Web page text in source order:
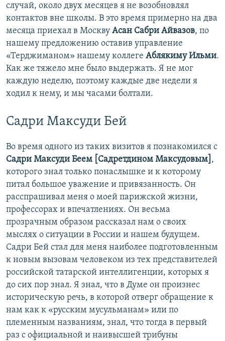
случай, около двух месяцев я не возобновлял
контактов вне школы. В это время примерно на два
месяца приехал в Москву Асан Сабри Айвазов, по
нашему предложению оставив управление
«Терджиманом» нашему коллеге Аблякиму Ильми.
Как же тяжело мне было выдержать. Я не мог
каждую неделю, поэтому каждые две недели я
ходил к нему, и мы часами болтали.
Садри Максуди Бей
Во время одного из таких визитов я познакомился с
Садри Максуди Беем [Садретдином Максудовым] ,
которого знал только понаслышке и к которому
питал большое уважение и привязанность. Он
расспрашивал меня о моей парижской жизни,
профессорах и впечатлениях. Он весьма
прозрачным образом рассказал нам о своих
мыслях о ситуации в России и нашем будущем.
Садри Бей стал для меня наиболее подготовленным
к новым вызовам человеком из тех представителей
российской татарской интеллигенции, которых я
до сих пор знал. Я знал, что в Думе он произнес
историческую речь, в которой отверг обращение к
нам как к «русским мусульманам» или по
племенным названиям, знал, что тогда в первый
раз с официальной и наивысшей трибуны